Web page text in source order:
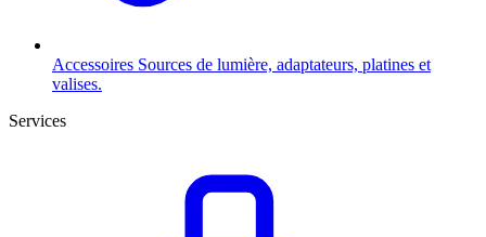
Accessoires Sources de lumière, adaptateurs, platines et
valises.
Services